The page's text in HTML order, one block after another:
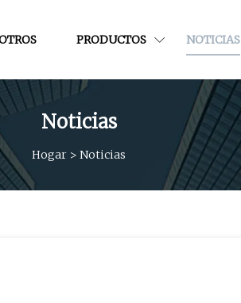
PRODUCTOS NOTICIAS
Noticias
Hogar > Noticias